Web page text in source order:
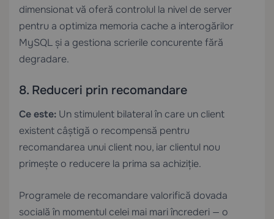
dimensionat vă oferă controlul la nivel de server
pentru a optimiza memoria cache a interogărilor
MySQL și a gestiona scrierile concurente fără
degradare.
8. Reduceri prin recomandare
Ce este: Un stimulent bilateral în care un client
existent câștigă o recompensă pentru
recomandarea unui client nou, iar clientul nou
primește o reducere la prima sa achiziție.
Programele de recomandare valorifică dovada
socială în momentul celei mai mari încrederi — o